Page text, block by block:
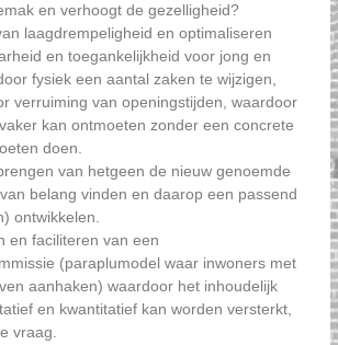
en verhoogt de gezelligheid?
laagdrempeligheid en optimaliseren
en toegankelijkheid voor jong en
fysiek een aantal zaken te wijzigen,
verruiming van openingstijden, waardoor
kan ontmoeten zonder een concrete
doen.
van hetgeen de nieuw genoemde
belang vinden en daarop een passend
ontwikkelen.
en faciliteren van een
(paraplumodel waar inwoners met
aanhaken) waardoor het inhoudelijk
en kwantitatief kan worden versterkt,
vraag.